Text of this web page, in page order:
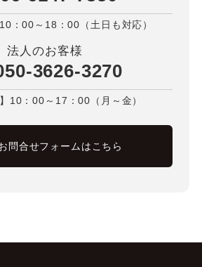
：00～18：00（土日も対応）
法人のお客様
3626-3270
10：00～17：00（月～金）
問合せフォームはこちら